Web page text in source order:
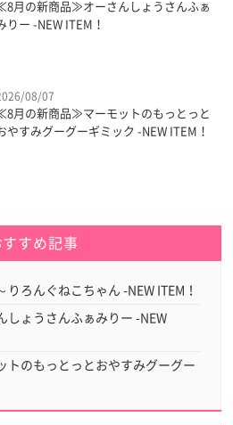
月の新商品≫オーさんしょうさんふぁ
りー -NEW ITEM！
08/07
月の新商品≫マーモットのもっとっと
やすみグーグーギミック -NEW ITEM！
すすめ記事
ろんぐねこちゃん -NEW ITEM！
ょうさんふぁみりー -NEW
のもっとっとおやすみグーグー